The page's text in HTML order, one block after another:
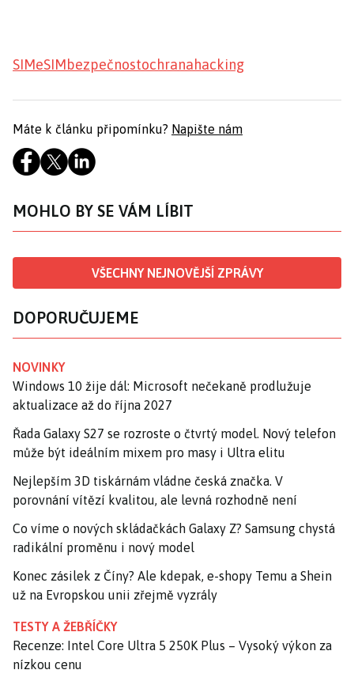
SIMeSIMbezpečnostochranahacking
Máte k článku připomínku? Napište nám
MOHLO BY SE VÁM LÍBIT
VŠECHNY NEJNOVĚJŠÍ ZPRÁVY
DOPORUČUJEME
NOVINKY
Windows 10 žije dál: Microsoft nečekaně prodlužuje
aktualizace až do října 2027
Řada Galaxy S27 se rozroste o čtvrtý model. Nový telefon
může být ideálním mixem pro masy i Ultra elitu
Nejlepším 3D tiskárnám vládne česká značka. V
porovnání vítězí kvalitou, ale levná rozhodně není
Co víme o nových skládačkách Galaxy Z? Samsung chystá
radikální proměnu i nový model
Konec zásilek z Číny? Ale kdepak, e-shopy Temu a Shein
už na Evropskou unii zřejmě vyzrály
TESTY A ŽEBŘÍČKY
Recenze: Intel Core Ultra 5 250K Plus – Vysoký výkon za
nízkou cenu